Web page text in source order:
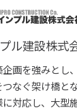
ル建設株式
画を強みとし
なぐ架け橋と
対応し、大型